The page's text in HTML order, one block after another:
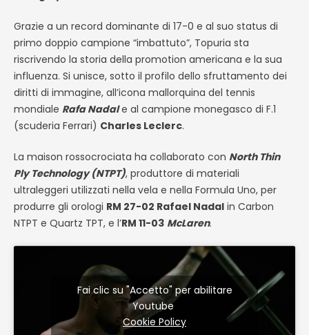
Grazie a un record dominante di 17-0 e al suo status di
primo doppio campione “imbattuto”, Topuria sta
riscrivendo la storia della promotion americana e la sua
influenza. Si unisce, sotto il profilo dello sfruttamento dei
diritti di immagine, all’icona mallorquina del tennis
mondiale Rafa Nadale al campione monegasco di F.1
(scuderia Ferrari) Charles Leclerc.
La maison rossocrociata ha collaborato con North Thin
Ply Technology (NTPT), produttore di materiali
ultraleggeri utilizzati nella vela e nella Formula Uno, per
produrre gli orologi RM 27-02 Rafael Nadal in Carbon
NTPT e Quartz TPT, e l’RM 11-03 McLaren.
Fai clic su "Accetto" per abilitare
Youtube
Cookie Policy